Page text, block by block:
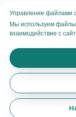
поддержке
Управление файлами
Мы используем файлы
взаимодействие с